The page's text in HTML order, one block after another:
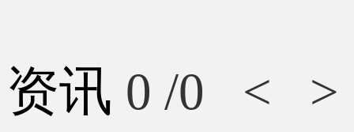
资讯 0 /0 < >